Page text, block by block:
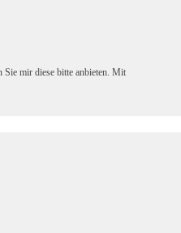
mir diese bitte anbieten. Mit